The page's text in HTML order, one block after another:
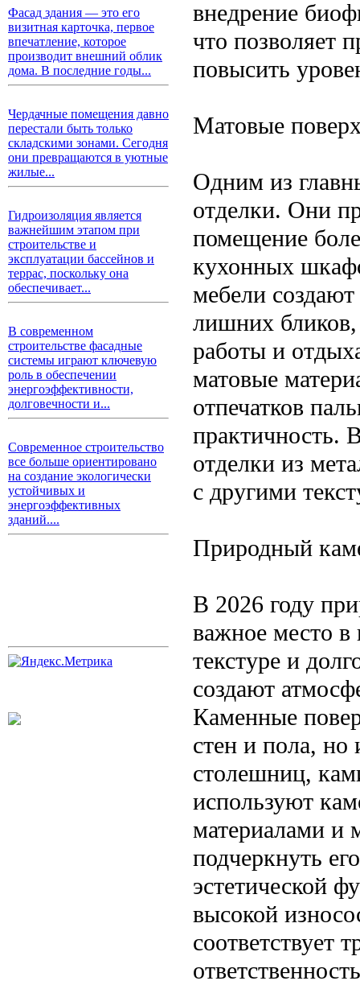
Фасад здания — это его
визитная карточка, первое
впечатление, которое
производит внешний облик
дома. В последние годы...
Чердачные помещения давно
перестали быть только
складскими зонами. Сегодня
они превращаются в уютные
жилые...
Гидроизоляция является
важнейшим этапом при
строительстве и
эксплуатации бассейнов и
террас, поскольку она
обеспечивает...
В современном
строительстве фасадные
системы играют ключевую
роль в обеспечении
энергоэффективности,
долговечности и...
Современное строительство
все больше ориентировано
на создание экологически
устойчивых и
энергоэффективных
зданий....
внедрение
что позволяет
повысить
Матовые
Одним из
отделки. Они
помещение
кухонных
мебели
лишних
работы и
матовые
отпечатков
практичность.
отделки из
с другими
Природный
В 2026 году
важное место в
текстуре и
создают
Каменные
стен и пола, но
столешниц,
используют
материалами и
подчеркнуть
эстетической
высокой
соответствует